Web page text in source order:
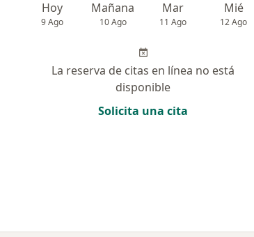
Hoy
9 Ago
Mañana
10 Ago
Mar
11 Ago
Mié
12 Ago
La reserva de citas en línea no está
disponible
Solicita una cita